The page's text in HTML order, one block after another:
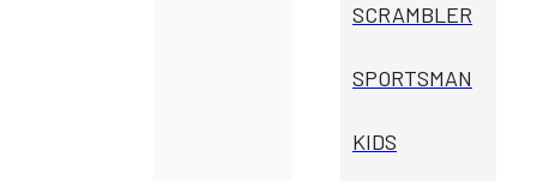
SCRAMBLER
SPORTSMAN
KIDS